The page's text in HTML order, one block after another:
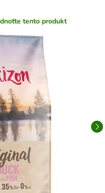
tento produkt